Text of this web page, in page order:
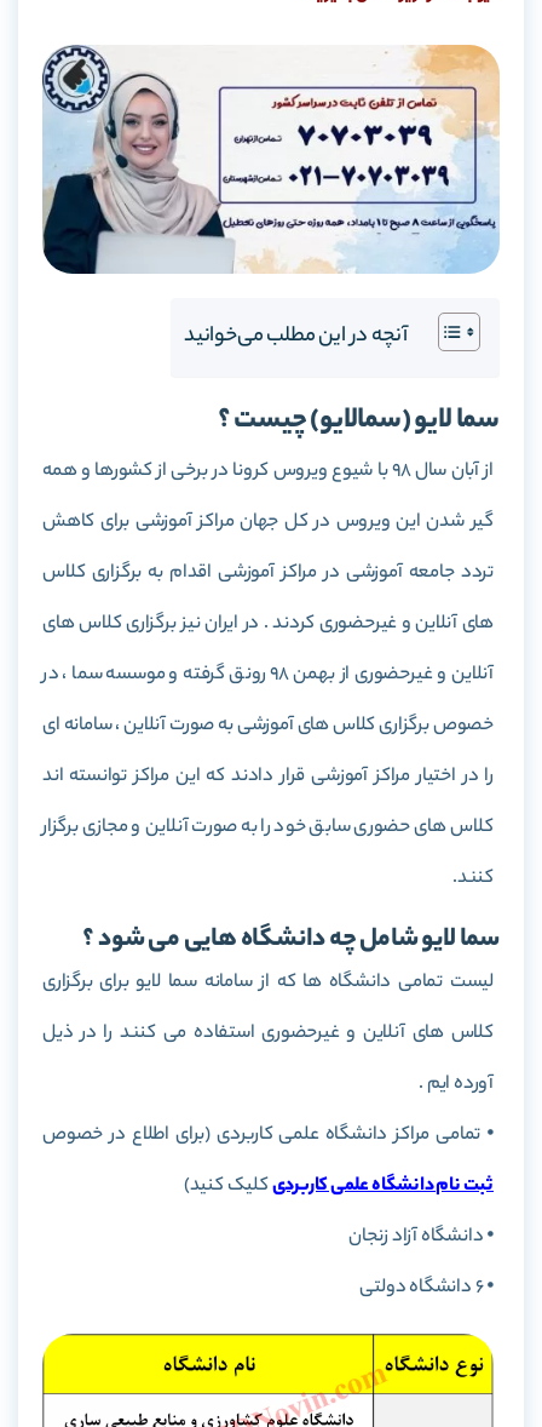
آنچه در این مطلب می‌خوانید
سما لایو (سمالایو) چیست ؟
از آبان سال 98 با شیوع ویروس کرونا در برخی از کشورها و همه
گیر شدن این ویروس در کل جهان مراکز آموزشی برای کاهش
تردد جامعه آموزشی در مراکز آموزشی اقدام به برگزاری کلاس
های آنلاین و غیرحضوری کردند . در ایران نیز برگزاری کلاس های
آنلاین و غیرحضوری از بهمن 98 رونق گرفته و موسسه سما ، در
خصوص برگزاری کلاس های آموزشی به صورت آنلاین ، سامانه ای
را در اختیار مراکز آموزشی قرار دادند که این مراکز توانسته اند
کلاس های حضوری سابق خود را به صورت آنلاین و مجازی برگزار
کنند.
سما لایو شامل چه دانشگاه هایی می شود ؟
لیست تمامی دانشگاه ها که از سامانه سما لایو برای برگزاری
کلاس های آنلاین و غیرحضوری استفاده می کنند را در ذیل
آورده ایم .
⦁ تمامی مراکز دانشگاه علمی کاربردی (برای اطلاع در خصوص
ثبت نام دانشگاه علمی کاربردیکلیک کنید)
⦁ دانشگاه آزاد زنجان
⦁ 6 دانشگاه دولتی